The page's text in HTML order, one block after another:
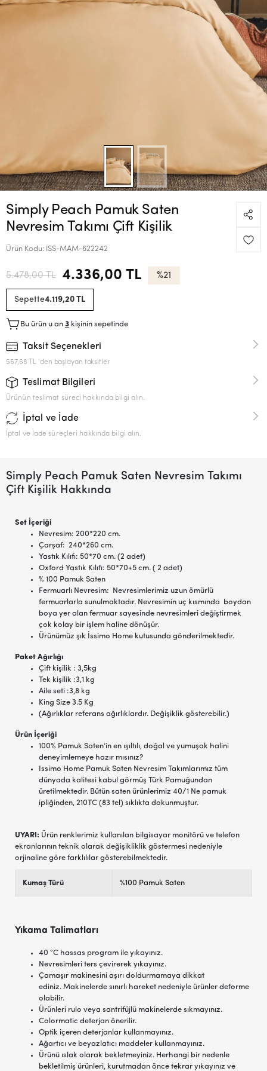
Simply Peach Pamuk Saten
Nevresim Takımı Çift Kişilik
Ürün Kodu: ISS-MAM-622242
5.478,00 TL 4.336,00 TL %21
Sepette4.119,20 TL
Bu ürün u an 3 kişinin sepetinde
Taksit Seçenekleri
567,68 TL 'den başlayan taksitler
Teslimat Bilgileri
Ürünün teslimat süreci hakkında bilgi alın.
İptal ve İade
İptal ve İade süreçleri hakkında bilgi alın.
Simply Peach Pamuk Saten Nevresim Takımı
Çift Kişilik Hakkında
Set İçeriği
Nevresim: 200*220 cm.
Çarşaf: 240*260 cm.
Yastık Kılıfı: 50*70 cm. (2 adet)
Oxford Yastık Kılıfı: 50*70+5 cm. ( 2 adet)
% 100 Pamuk Saten
Fermuarlı Nevresim: Nevresimlerimiz uzun ömürlü
fermuarlarla sunulmaktadır. Nevresimin uç kısmında boydan
boya yer alan fermuar sayesinde nevresimleri değiştirmek
çok kolay bir işlem haline dönüşür.
Ürünümüz şık İssimo Home kutusunda gönderilmektedir.
Paket Ağırlığı
Çift kişilik : 3,5kg
Tek kişilik :3,1 kg
Aile seti :3,8 kg
King Size 3.5 Kg
(Ağırlıklar referans ağırlıklardır. Değişiklik gösterebilir.)
Ürün İçeriği
100% Pamuk Saten’in en ışıltılı, doğal ve yumuşak halini
deneyimlemeye hazır mısınız?
Issimo Home Pamuk Saten Nevresim Takımlarımız tüm
dünyada kalitesi kabul görmüş Türk Pamuğundan
üretilmektedir. Bütün saten ürünlerimiz 40/1 Ne pamuk
ipliğinden, 210TC (83 tel) sıklıkta dokunmuştur.
UYARI: Ürün renklerimiz kullanılan bilgisayar monitörü ve telefon
ekranlarının teknik olarak değişikliklik göstermesi nedeniyle
orjinaline göre farklılılar gösterebilmektedir.
Kumaş Türü %100 Pamuk Saten
Yıkama Talimatları
40 °C hassas program ile yıkayınız.
Nevresimleri ters çevirerek yıkayınız.
Çamaşır makinesini aşırı doldurmamaya dikkat
ediniz. Makinelerde sınırlı hareket nedeniyle ürünler deforme
olabilir.
Ürünleri rulo veya santrifüjlü makinelerde sıkmayınız.
Colormatic deterjan önerilir.
Optik içeren deterjanlar kullanmayınız.
Ağartıcı ve beyazlatıcı maddeler kullanmayınız.
Ürünü ıslak olarak bekletmeyiniz. Herhangi bir nedenle
bekletilmiş ürünleri, kurutmadan önce tekrar yıkayınız ve